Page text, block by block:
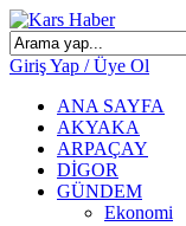
Giriş Yap / Üye Ol
ANA SAYFA
AKYAKA
ARPAÇAY
DİGOR
GÜNDEM
Ekonomi